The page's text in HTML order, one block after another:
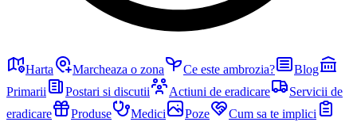
Harta Marcheaza o zona Ce este ambrozia?
Blog
Primarii
Postari si discutii Actiuni de eradicare
Servicii de
eradicare
Produse Medici Poze
Cum sa te implici